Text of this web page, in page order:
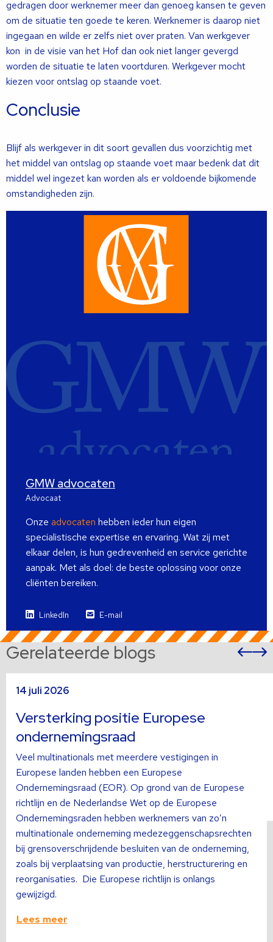
gedragen door werknemer meer dan genoeg kansen te geven
om de situatie ten goede te keren. Werknemer is daarop niet
ingegaan en wilde er zelfs niet over praten. Van werkgever
kon in de visie van het Hof dan ook niet langer gevergd
worden de situatie te laten voortduren. Werkgever mocht
kiezen voor ontslag op staande voet.
Conclusie
Blijf als werkgever in dit soort gevallen dus voorzichtig met
het middel van ontslag op staande voet maar bedenk dat dit
middel wel ingezet kan worden als er voldoende bijkomende
omstandigheden zijn.
GMW advocaten
Advocaat
Onze advocaten hebben ieder hun eigen
specialistische expertise en ervaring. Wat zij met
elkaar delen, is hun gedrevenheid en service gerichte
aanpak. Met als doel: de beste oplossing voor onze
cliënten bereiken.
LinkedIn E-mail
Gerelateerde blogs
14 juli 2026
Versterking positie Europese
ondernemingsraad
Veel multinationals met meerdere vestigingen in
Europese landen hebben een Europese
Ondernemingsraad (EOR). Op grond van de Europese
richtlijn en de Nederlandse Wet op de Europese
Ondernemingsraden hebben werknemers van zo’n
multinationale onderneming medezeggenschapsrechten
bij grensoverschrijdende besluiten van de onderneming,
zoals bij verplaatsing van productie, herstructurering en
reorganisaties. Die Europese richtlijn is onlangs
gewijzigd.
Lees meer
meer